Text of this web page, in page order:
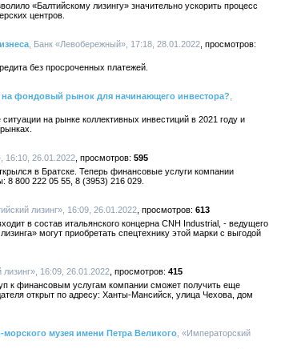
«Балтийскому лизингу» значительно ускорить процесс
центров.
, Банк «Левобережный», 17:18, 28.01.2022
без просроченных платежей.
фондовый рынок для начинающего инвестора?
на рынке коллективных инвестиций в 2021 году и
16:10, 26.01.2022
595
в Братске. Теперь финансовые услуги компании
800 222 05 55, 8 (3953) 216 029.
лизинг», 16:09, 26.01.2022
613
в состав итальянского концерна CNH Industrial, - ведущего
могут приобретать спецтехнику этой марки с выгодой
лизинг», 16:09, 26.01.2022
415
к финансовым услугам компании сможет получить еще
открыт по адресу: Ханты-Мансийск, улица Чехова, дом
музея имени Петра Великого , «Императорский